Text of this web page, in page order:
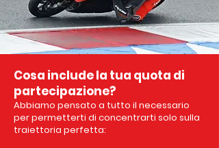
Cosa include la tua quota di
partecipazione?
Abbiamo pensato a tutto il necessario
per permetterti di concentrarti solo sulla
traiettoria perfetta: